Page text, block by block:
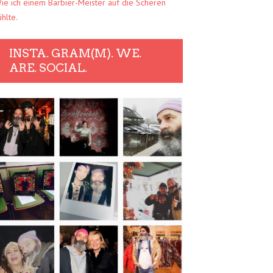
ich einem Barbier-Meister auf die Scheren
INSTA. GRAM(M). WE.
ARE. SOCIAL.